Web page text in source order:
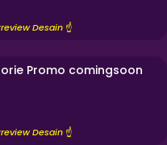
Desain ☝️
Promo comingsoon
Desain ☝️